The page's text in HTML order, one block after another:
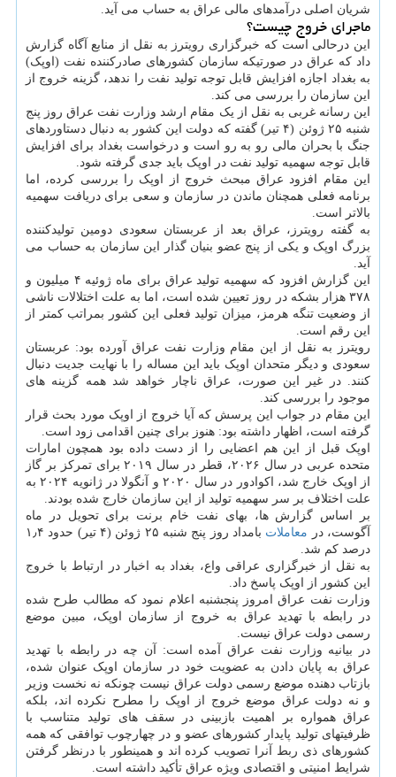
شریان اصلی درآمدهای مالی عراق به حساب می آید.
ماجرای خروج چیست؟
این درحالی است که خبرگزاری رویترز به نقل از منابع آگاه گزارش
داد که عراق در صورتیکه سازمان کشورهای صادرکننده نفت (اوپک)
به بغداد اجازه افزایش قابل توجه تولید نفت را ندهد، گزینه خروج از
این سازمان را بررسی می کند.
این رسانه غربی به نقل از یک مقام ارشد وزارت نفت عراق روز پنج
شنبه ۲۵ ژوئن (۴ تیر) گفته که دولت این کشور به دنبال دستاوردهای
جنگ با بحران مالی رو به رو است و درخواست بغداد برای افزایش
قابل توجه سهمیه تولید نفت در اوپک باید جدی گرفته شود.
این مقام افزود عراق مبحث خروج از اوپک را بررسی کرده، اما
برنامه فعلی همچنان ماندن در سازمان و سعی برای دریافت سهمیه
بالاتر است.
به گفته رویترز، عراق بعد از عربستان سعودی دومین تولیدکننده
بزرگ اوپک و یکی از پنج عضو بنیان گذار این سازمان به حساب می
آید.
این گزارش افزود که سهمیه تولید عراق برای ماه ژوئیه ۴ میلیون و
۳۷۸ هزار بشکه در روز تعیین شده است، اما به علت اختلالات ناشی
از وضعیت تنگه هرمز، میزان تولید فعلی این کشور بمراتب کمتر از
این رقم است.
رویترز به نقل از این مقام وزارت نفت عراق آورده بود: عربستان
سعودی و دیگر متحدان اوپک باید این مساله را با نهایت جدیت دنبال
کنند. در غیر این صورت، عراق ناچار خواهد شد همه گزینه های
موجود را بررسی کند.
این مقام در جواب این پرسش که آیا خروج از اوپک مورد بحث قرار
گرفته است، اظهار داشته بود: هنوز برای چنین اقدامی زود است.
اوپک قبل از این هم اعضایی را از دست داده بود همچون امارات
متحده عربی در سال ۲۰۲۶، قطر در سال ۲۰۱۹ برای تمرکز بر گاز
از اوپک خارج شد، اکوادور در سال ۲۰۲۰ و آنگولا در ژانویه ۲۰۲۴ به
علت اختلاف بر سر سهمیه تولید از این سازمان خارج شده بودند.
بر اساس گزارش ها، بهای نفت خام برنت برای تحویل در ماه
آگوست، در معاملات
بامداد روز پنج شنبه ۲۵ ژوئن (۴ تیر) حدود ۱٫۴
درصد کم شد.
به نقل از خبرگزاری عراقی واع، بغداد به اخبار در ارتباط با خروج
این کشور از اوپک پاسخ داد.
وزارت نفت عراق امروز پنجشنبه اعلام نمود که مطالب طرح شده
در رابطه با تهدید عراق به خروج از سازمان اوپک، مبین موضع
رسمی دولت عراق نیست.
در بیانیه وزارت نفت عراق آمده است: آن چه در رابطه با تهدید
عراق به پایان دادن به عضویت خود در سازمان اوپک عنوان شده،
بازتاب دهنده موضع رسمی دولت عراق نیست چونکه نه نخست وزیر
و نه دولت عراق موضع خروج از اوپک را مطرح نکرده اند، بلکه
عراق همواره بر اهمیت بازبینی در سقف های تولید متناسب با
ظرفیتهای تولید پایدار کشورهای عضو و در چهارچوب توافقی که همه
کشورهای ذی ربط آنرا تصویب کرده اند و همینطور با درنظر گرفتن
شرایط امنیتی و اقتصادی ویژه عراق تأکید داشته است.